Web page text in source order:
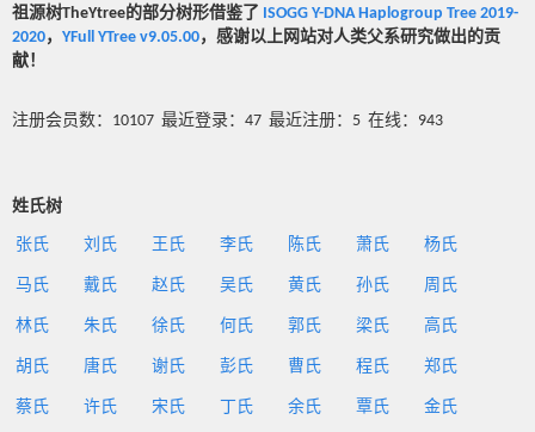
祖源树TheYtree的部分树形借鉴了 ISOGG Y-DNA Haplogroup Tree 2019-
2020， YFull YTree v9.05.00，感谢以上网站对人类父系研究做出的贡
献！
注册会员数：10107 最近登录：47 最近注册：5 在线：943
姓氏树
张氏 刘氏 王氏 李氏 陈氏 萧氏 杨氏
马氏 戴氏 赵氏 吴氏 黄氏 孙氏 周氏
林氏 朱氏 徐氏 何氏 郭氏 梁氏 高氏
胡氏 唐氏 谢氏 彭氏 曹氏 程氏 郑氏
蔡氏 许氏 宋氏 丁氏 余氏 覃氏 金氏